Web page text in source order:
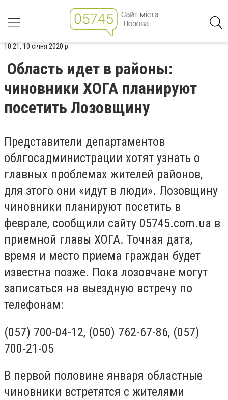
10:21, 10 січня 2020 р.
Область идет в районы:
чиновники ХОГА планируют
посетить Лозовщину
Представители департаментов
облгосадминистрации хотят узнать о
главных проблемах жителей районов,
для этого они «идут в люди». Лозовщину
чиновники планируют посетить в
феврале, сообщили сайту 05745.com.ua в
приемной главы ХОГА. Точная дата,
время и место приема граждан будет
известна позже. Пока лозовчане могут
записаться на выездную встречу по
телефонам:
(057) 700-04-12, (050) 762-67-86, (057)
700-21-05
В первой половине января областные
чиновники встретятся с жителями